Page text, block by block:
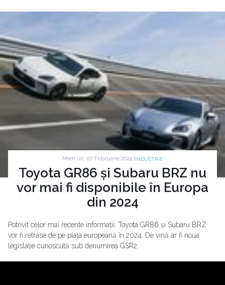
Miercuri, 07 Februarie 2024 | INDUSTRIE
Toyota GR86 și Subaru BRZ nu
vor mai fi disponibile în Europa
din 2024
Potrivit celor mai recente informații, Toyota GR86 și Subaru BRZ
vor fi retrase de pe piața europeană în 2024. De vină ar fi noua
legislație cunoscută sub denumirea GSR2.